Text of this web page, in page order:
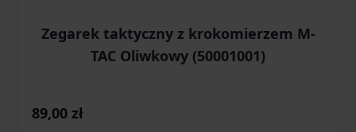
Zegarek taktyczny z krokomierzem M-
TAC Oliwkowy (50001001)
89,00 zł